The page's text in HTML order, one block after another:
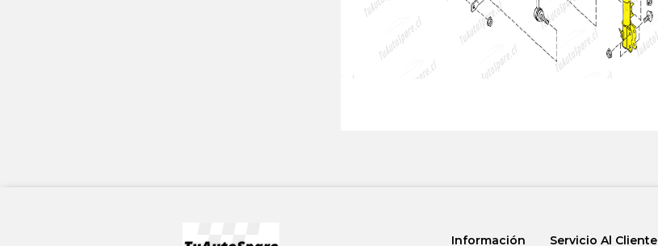
Información Servicio Al Cliente